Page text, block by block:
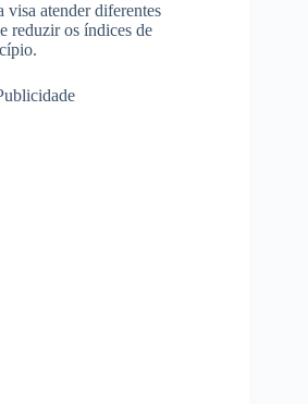
visa atender diferentes
reduzir os índices de